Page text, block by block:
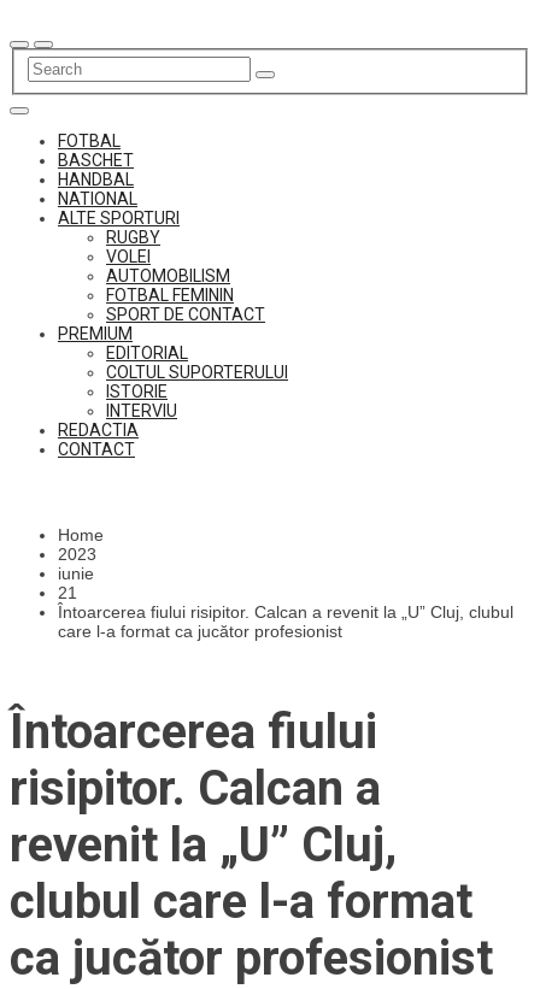
to
content
FOTBAL
BASCHET
HANDBAL
NATIONAL
ALTE SPORTURI
RUGBY
VOLEI
AUTOMOBILISM
FOTBAL FEMININ
SPORT DE CONTACT
PREMIUM
EDITORIAL
COLTUL SUPORTERULUI
ISTORIE
INTERVIU
REDACTIA
CONTACT
Home
2023
iunie
21
Întoarcerea fiului risipitor. Calcan a revenit la „U” Cluj, clubul
care l-a format ca jucător profesionist
Întoarcerea fiului
risipitor. Calcan a
revenit la „U” Cluj,
clubul care l-a format
ca jucător profesionist